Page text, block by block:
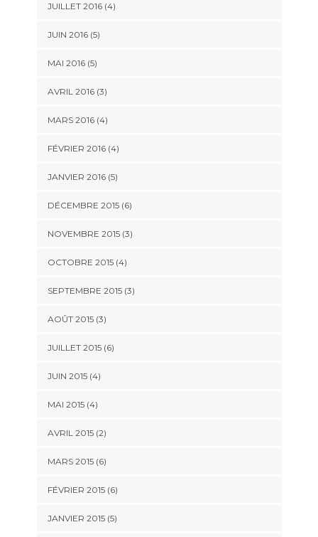
JUILLET 2016(4)
JUIN 2016(5)
MAI 2016(5)
AVRIL 2016(3)
MARS 2016(4)
FÉVRIER 2016(4)
JANVIER 2016(5)
DÉCEMBRE 2015(6)
NOVEMBRE 2015(3)
OCTOBRE 2015(4)
SEPTEMBRE 2015(3)
AOÛT 2015(3)
JUILLET 2015(6)
JUIN 2015(4)
MAI 2015(4)
AVRIL 2015(2)
MARS 2015(6)
FÉVRIER 2015(6)
JANVIER 2015(5)